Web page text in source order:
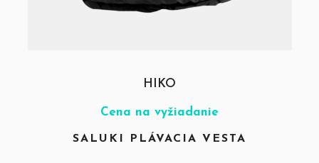
HIKO
Cena na vyžiadanie
SALUKI PLÁVACIA VESTA